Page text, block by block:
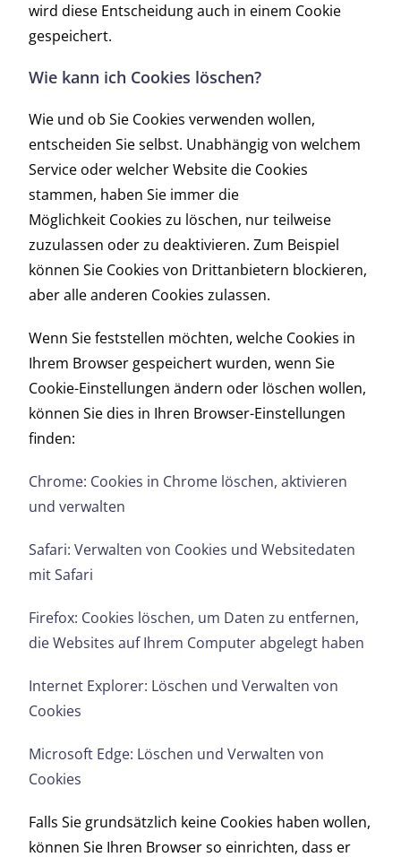
wird diese Entscheidung auch in einem Cookie
gespeichert.
Wie kann ich Cookies löschen?
Wie und ob Sie Cookies verwenden wollen,
entscheiden Sie selbst. Unabhängig von welchem
Service oder welcher Website die Cookies
stammen, haben Sie immer die
Möglichkeit Cookies zu löschen, nur teilweise
zuzulassen oder zu deaktivieren. Zum Beispiel
können Sie Cookies von Drittanbietern blockieren,
aber alle anderen Cookies zulassen.
Wenn Sie feststellen möchten, welche Cookies in
Ihrem Browser gespeichert wurden, wenn Sie
Cookie-Einstellungen ändern oder löschen wollen,
können Sie dies in Ihren Browser-Einstellungen
finden:
Chrome: Cookies in Chrome löschen, aktivieren
und verwalten
Safari: Verwalten von Cookies und Websitedaten
mit Safari
Firefox: Cookies löschen, um Daten zu entfernen,
die Websites auf Ihrem Computer abgelegt haben
Internet Explorer: Löschen und Verwalten von
Cookies
Microsoft Edge: Löschen und Verwalten von
Cookies
Falls Sie grundsätzlich keine Cookies haben wollen,
können Sie Ihren Browser so einrichten, dass er